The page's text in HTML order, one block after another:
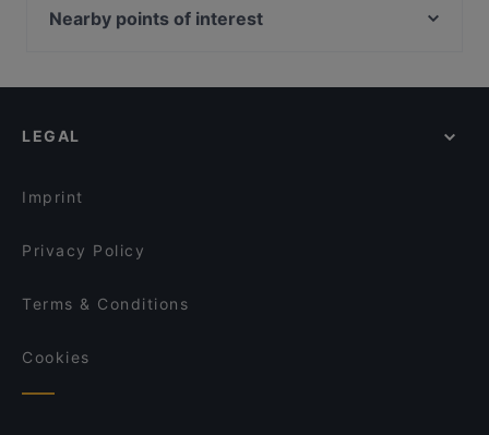
Anako
Lords of Beef
Vlamia Restaurant (Ro)
Glücksbissen
Cala-Dor Mini-Pizzeria
Olivenzweig Restaurant
Nearby points of interest
Bahnhof Weinmeisterstrasse, Berlin
LEGAL
Imprint
Privacy Policy
Terms & Conditions
Cookies